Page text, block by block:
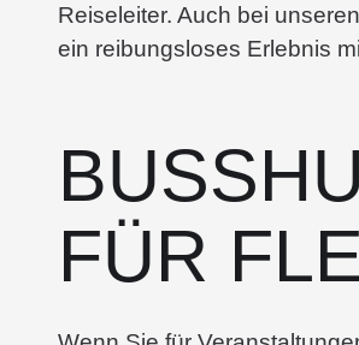
Reiseleiter. Auch bei
ein reibungsloses Erlebnis
FÜR